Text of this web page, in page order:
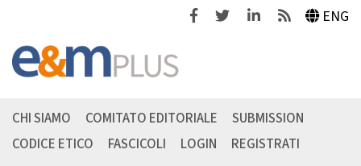
FacebookTwitterLinkedinFeeds ENG
CHI SIAMO COMITATO EDITORIALE
SUBMISSION
CODICE ETICO
FASCICOLI LOGIN REGISTRATI